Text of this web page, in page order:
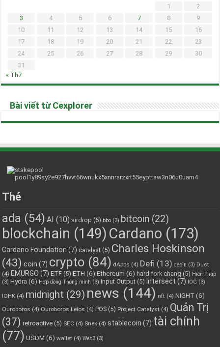
1
2
3
4 5 6 7 8
9
10
11 12 13 14 15
16
17
18 19 20 21 22
23
24
25 26 27 28 29
30
31
« Th7
Bài viết từ Cexplorer
Thẻ
ada (54) AI (10) airdrop (5) bbo (3) bitcoin (22)
blockchain (149) Cardano (173)
Cardano Foundation (7) catalyst (5) Charles Hoskinson
(43) coin (7) crypto (84) dApps (4) Defi (13) depin (3) Dust
(4) EMURGO (7) ETF (5) ETH (6) Ethereum (6) hard fork chang (5) Hiến Pháp
(3) Hydra (6) Hợp đồng Thông minh (3) Input Output (5) Intersect (7) IOG (3)
IOHK (4) midnight (29) news (144) nft (4) NIGHT (6)
Ouroboros (4) Ouroboros Leios (4) POS (5) Project Catalyst (4) Quản Trị
(37) retroactive (5) SEC (4) Snek (4) stablecoin (7) tài chính
(77) USDM (6) wallet (4) Web3 (3)